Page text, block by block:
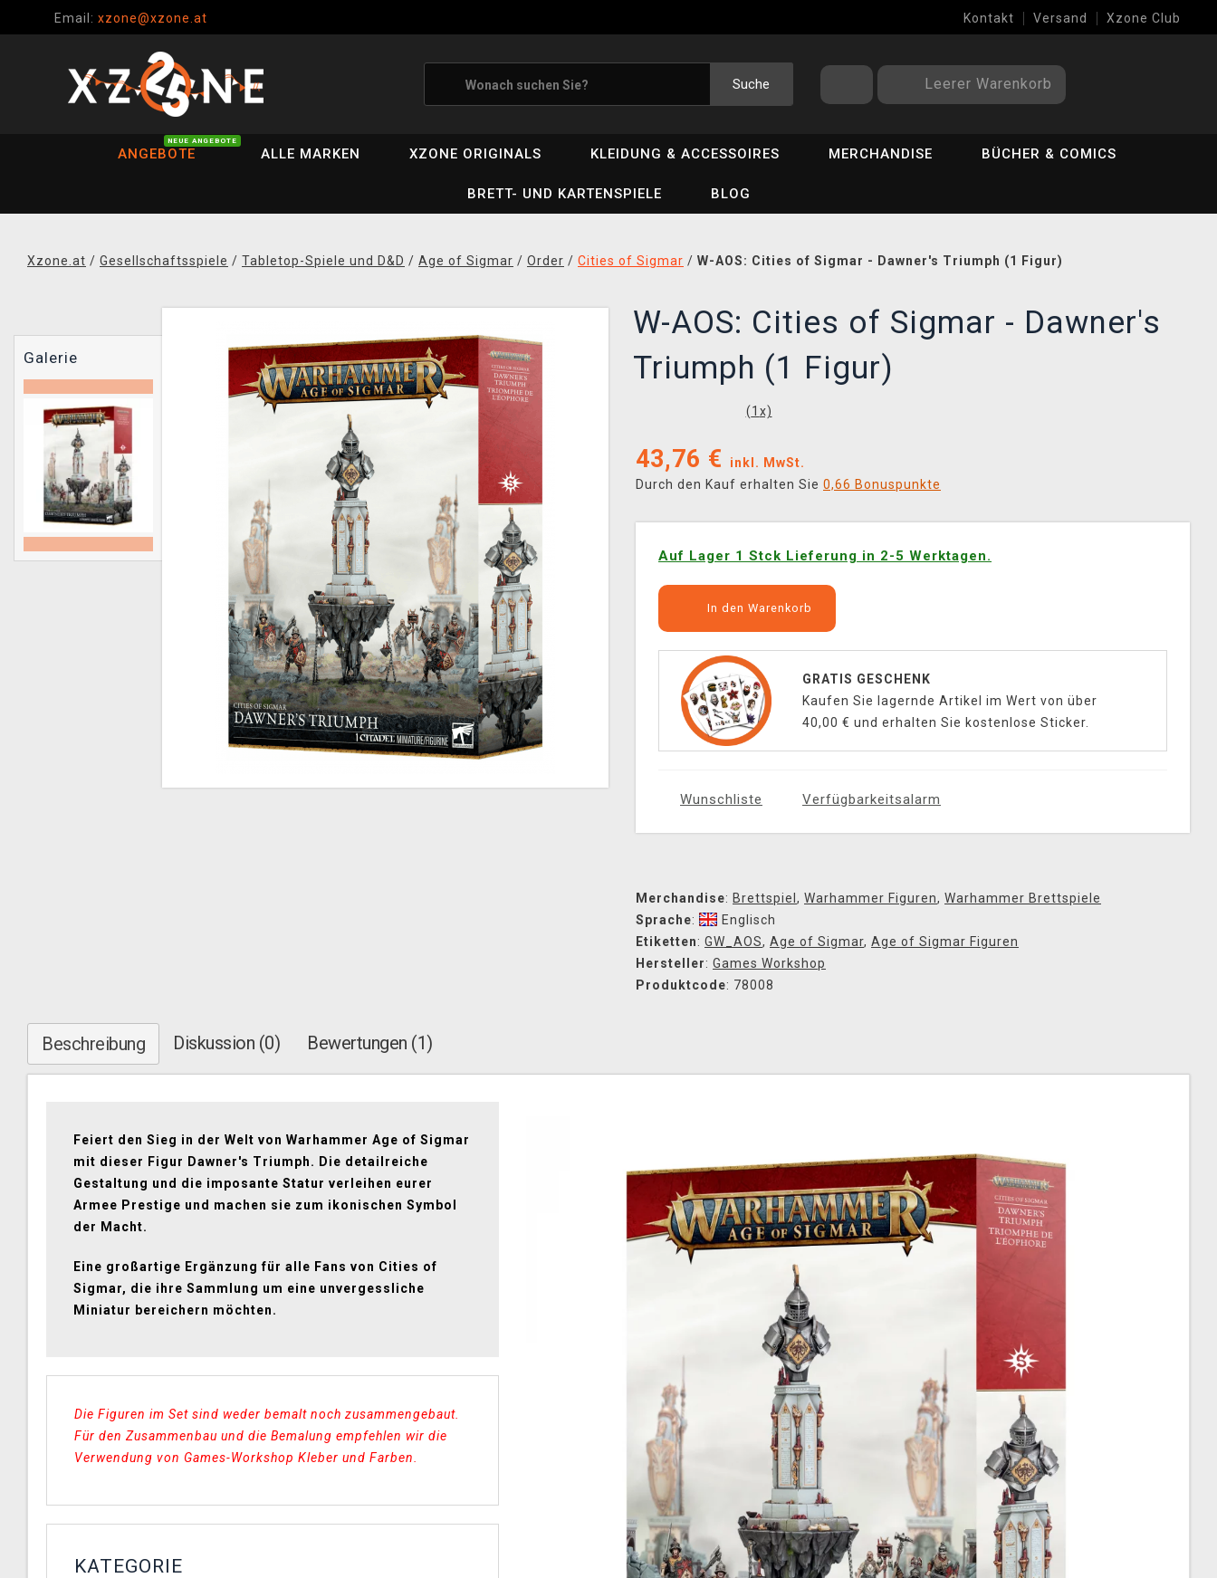
Email: xzone@xzone.at Kontakt Versand Xzone Club
Suche Leerer Warenkorb
ANGEBOTE
NEUE ANGEBOTE
ALLE MARKEN XZONE ORIGINALS KLEIDUNG & ACCESSOIRES MERCHANDISE BÜCHER & COMICS
BRETT- UND KARTENSPIELE BLOG
Xzone.at / Gesellschaftsspiele / Tabletop-Spiele und D&D / Age of Sigmar / Order / Cities of Sigmar / W-AOS: Cities of Sigmar - Dawner's Triumph (1 Figur)
Galerie
W-AOS: Cities of Sigmar - Dawner's
Triumph (1 Figur)
(1 x)
43,76 €
inkl. MwSt.
Durch den Kauf erhalten Sie 0,66 Bonuspunkte
Auf Lager 1 Stck Lieferung in 2-5 Werktagen.
In den Warenkorb
GRATIS GESCHENK
Kaufen Sie lagernde Artikel im Wert von über
40,00 € und erhalten Sie kostenlose Sticker.
Wunschliste Verfügbarkeitsalarm
Merchandise: Brettspiel , Warhammer Figuren, Warhammer Brettspiele
Sprache:
Englisch
Etiketten: GW_AOS, Age of Sigmar, Age of Sigmar Figuren
Hersteller: Games Workshop
Produktcode: 78008
Beschreibung Diskussion (0) Bewertungen (1)
Feiert den Sieg in der Welt von Warhammer Age of Sigmar
mit dieser Figur Dawner's Triumph. Die detailreiche
Gestaltung und die imposante Statur verleihen eurer
Armee Prestige und machen sie zum ikonischen Symbol
der Macht.
Eine großartige Ergänzung für alle Fans von Cities of
Sigmar, die ihre Sammlung um eine unvergessliche
Miniatur bereichern möchten.
Die Figuren im Set sind weder bemalt noch zusammengebaut.
Für den Zusammenbau und die Bemalung empfehlen wir die
Verwendung von Games-Workshop Kleber und Farben.
KATEGORIE